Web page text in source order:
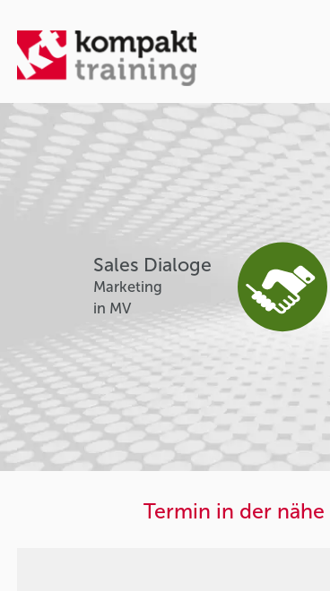
Sales Dialoge
Marketing
in MV
Termin in der